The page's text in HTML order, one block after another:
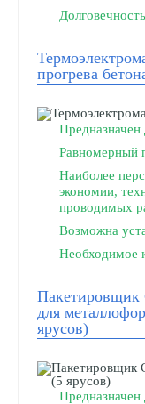
прогрева
Предназначен
Равномерный
Наиболее
экономии,
проводимых
Возможна
Необходимое
для
ярусов)
Предназначен